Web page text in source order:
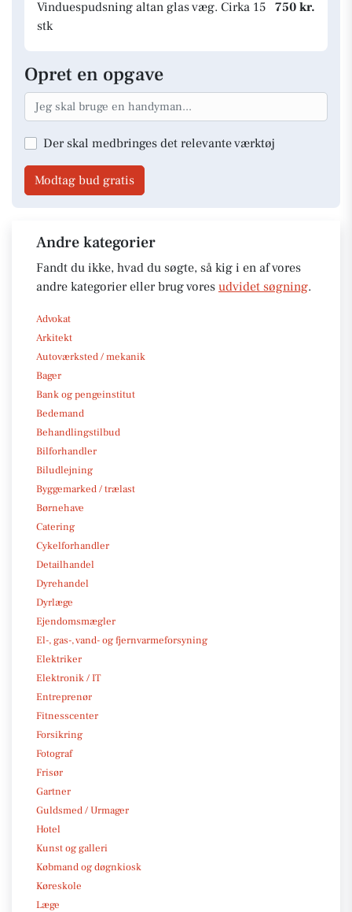
Vinduespudsning altan glas væg. Cirka 15
stk
750 kr.
Opret en opgave
Der skal medbringes det relevante værktøj
Modtag bud gratis
Andre kategorier
Fandt du ikke, hvad du søgte, så kig i en af vores
andre kategorier eller brug vores udvidet søgning.
Advokat
Arkitekt
Autoværksted / mekanik
Bager
Bank og pengeinstitut
Bedemand
Behandlingstilbud
Bilforhandler
Biludlejning
Byggemarked / trælast
Børnehave
Catering
Cykelforhandler
Detailhandel
Dyrehandel
Dyrlæge
Ejendomsmægler
El-, gas-, vand- og fjernvarmeforsyning
Elektriker
Elektronik / IT
Entreprenør
Fitnesscenter
Forsikring
Fotograf
Frisør
Gartner
Guldsmed / Urmager
Hotel
Kunst og galleri
Købmand og døgnkiosk
Køreskole
Læge